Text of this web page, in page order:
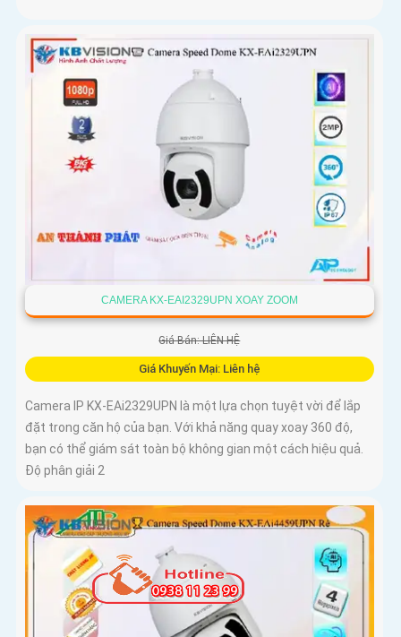
CAMERA KX-EAI2329UPN XOAY ZOOM
Giá Bán: LIÊN HỆ
Giá Khuyến Mại: Liên hệ
Camera IP KX-EAi2329UPN là một lựa chọn tuyệt vời để lắp
đặt trong căn hộ của bạn. Với khả năng quay xoay 360 độ,
bạn có thể giám sát toàn bộ không gian một cách hiệu quả.
Độ phân giải 2